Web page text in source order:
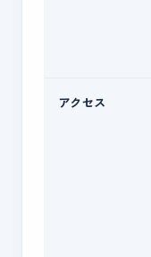
アクセス